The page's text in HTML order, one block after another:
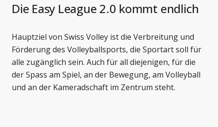
Die Easy League 2.0 kommt endlich
Hauptziel von Swiss Volley ist die Verbreitung und
Förderung des Volleyballsports, die Sportart soll für
alle zugänglich sein. Auch für all diejenigen, für die
der Spass am Spiel, an der Bewegung, am Volleyball
und an der Kameradschaft im Zentrum steht.